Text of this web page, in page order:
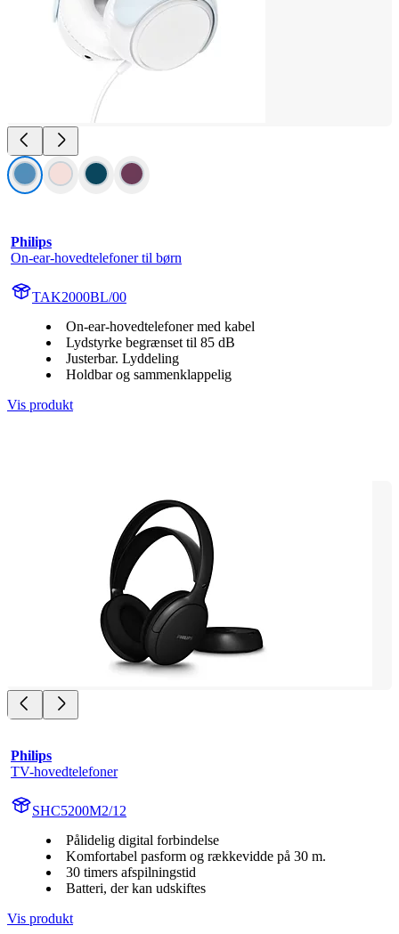
Philips
On-ear-hovedtelefoner til børn
TAK2000BL/00
On-ear-hovedtelefoner med kabel
Lydstyrke begrænset til 85 dB
Justerbar. Lyddeling
Holdbar og sammenklappelig
Vis produkt
Philips
TV-hovedtelefoner
SHC5200M2/12
Pålidelig digital forbindelse
Komfortabel pasform og rækkevidde på 30 m.
30 timers afspilningstid
Batteri, der kan udskiftes
Vis produkt